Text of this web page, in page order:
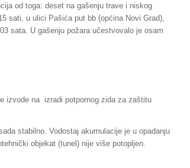
od toga: deset na gašenju trave i niskog
sati, u ulici Pašića put bb (općina Novi Grad),
sata. U gašenju požara učestvovalo je osam
izvode na izradi potpornog zida za zaštitu
stabilno. Vodostaj akumulacije je u opadanju
objekat (tunel) nije više potopljen.